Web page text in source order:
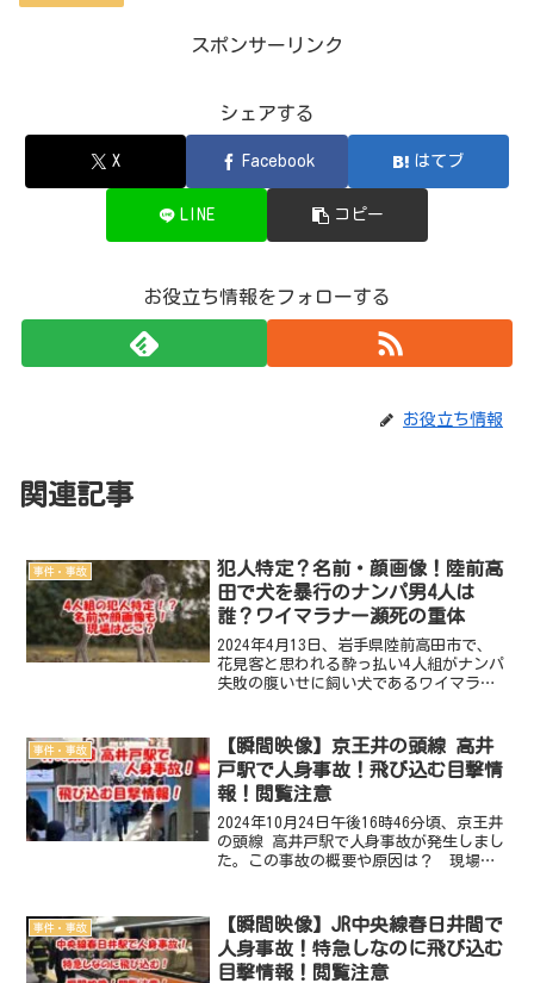
スポンサーリンク
シェアする
X Facebook はてブ
LINE コピー
お役立ち情報をフォローする
お役立ち情報
関連記事
事件・事故
犯人特定？名前・顔画像！陸前高
田で犬を暴行のナンパ男4人は
誰？ワイマラナー瀕死の重体
2024年4月13日、岩手県陸前高田市で、
花見客と思われる酔っ払い4人組がナンパ
失敗の腹いせに飼い犬であるワイマラナ
現場の場所はどこ？ 犯人の名前や顔画
像は？徹底調査し...
事件・事故
【瞬間映像】京王井の頭線 高井
戸駅で人身事故！飛び込む目撃情
報！閲覧注意
2024年10月24日午後16時46分頃、京王井
の頭線 高井戸駅で人身事故が発生しまし
た。この事故の概要や原因は？ 現場の
徹底調査しました。2024年10月24日 京
王...
事件・事故
【瞬間映像】JR中央線春日井間で
人身事故！特急しなのに飛び込む
目撃情報！閲覧注意